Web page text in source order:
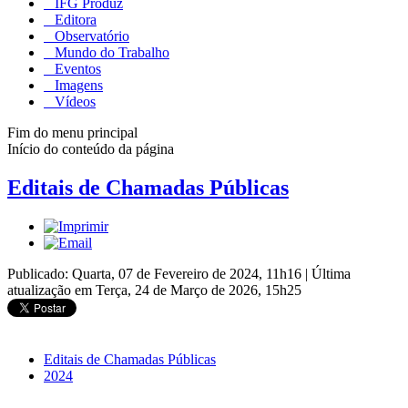
Editora
Observatório
Mundo do Trabalho
Eventos
Imagens
Vídeos
Fim do menu principal
Início do conteúdo da página
Editais de Chamadas Públicas
Publicado: Quarta, 07 de Fevereiro de 2024, 11h16 | Última
atualização em Terça, 24 de Março de 2026, 15h25
Editais de Chamadas Públicas
2024